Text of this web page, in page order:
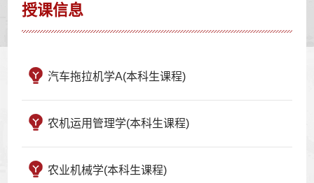
授课信息
汽车拖拉机学A(本科生课程)
农机运用管理学(本科生课程)
农业机械学(本科生课程)